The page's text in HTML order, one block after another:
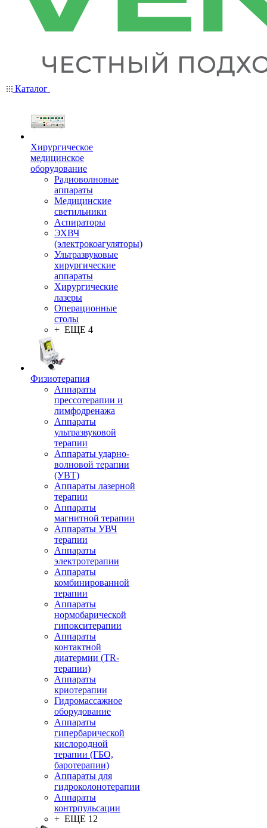
Каталог
Хирургическое
медицинское
оборудование
Радиоволновые
аппараты
Медицинские
светильники
Аспираторы
ЭХВЧ
(электрокоагуляторы)
Ультразвуковые
хирургические
аппараты
Хирургические
лазеры
Операционные
столы
+ ЕЩЕ 4
Физиотерапия
Аппараты
прессотерапии и
лимфодренажа
Аппараты
ультразвуковой
терапии
Аппараты ударно-
волновой терапии
(УВТ)
Аппараты лазерной
терапии
Аппараты
магнитной терапии
Аппараты УВЧ
терапии
Аппараты
электротерапии
Аппараты
комбинированной
терапии
Аппараты
нормобарической
гипокситерапии
Аппараты
контактной
диатермии (TR-
терапии)
Аппараты
криотерапии
Гидромассажное
оборудование
Аппараты
гипербарической
кислородной
терапии (ГБО,
баротерапии)
Аппараты для
гидроколонотерапии
Аппараты
контрпульсации
+ ЕЩЕ 12